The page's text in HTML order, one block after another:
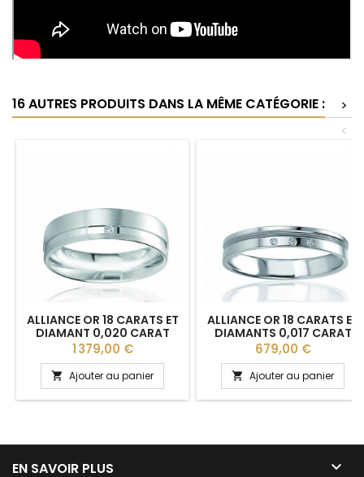
16 AUTRES PRODUITS DANS LA MÊME CATÉGORIE :
>
<
ALLIANCE OR 18 CARATS ET
DIAMANT 0,020 CARAT
BREUNING "ALINA" - 5,5 MM
Prix
1 379,00 €
 Ajouter au panier
ALLIANCE OR 18 CARATS ET
DIAMANTS 0,017 CARAT
BREUNING "MELODY"
Prix
679,00 €
 Ajouter au panier
EN SAVOIR PLUS 